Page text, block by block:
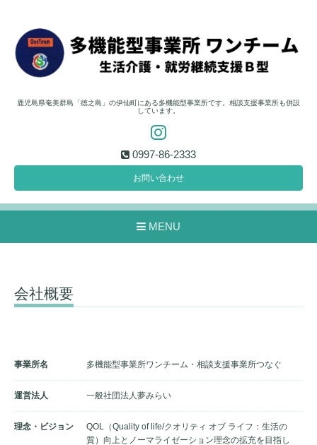
鹿児島県奄美群島「徳之島」の伊仙町にある多機能型事業所です。相談支援事業所も併設
しています。
0997-86-2333
お問い合わせ
MENU
会社概要
事業所名 多機能型事業所ワンチーム・相談支援事業所つなぐ
運営法人 一般社団法人夢みらい
理念・ビジョン
QOL（Quality of life/クオリティ オブ ライフ：生活の
質）向上とノーマライゼーション理念の拡充を目指し